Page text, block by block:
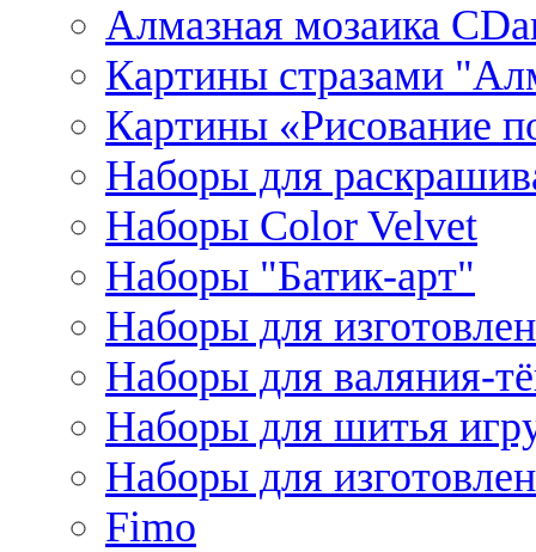
Алмазная мозаика
Картины стразами
Картины «Рисование
Наборы для
Наборы Сolor Velvet
Наборы "Батик-арт"
Наборы для
Наборы для валяния-
Наборы для шитья
Наборы для
Fimo